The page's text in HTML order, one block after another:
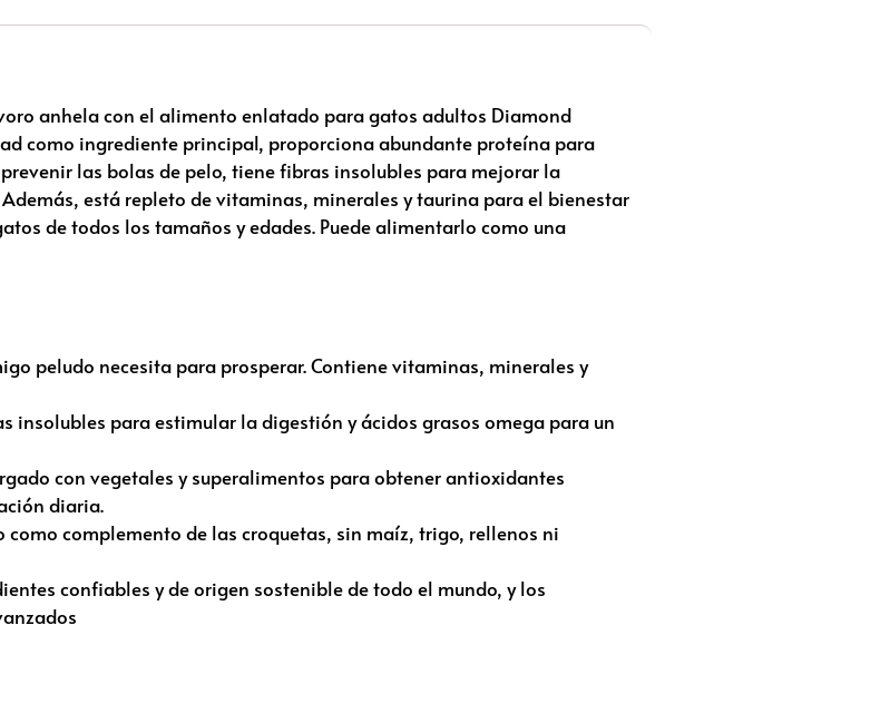
anhela con el alimento enlatado para gatos adultos Diamond
como ingrediente principal, proporciona abundante proteína para
las bolas de pelo, tiene fibras insolubles para mejorar la
Además, está repleto de vitaminas, minerales y taurina para el bienestar
de todos los tamaños y edades. Puede alimentarlo como una
peludo necesita para prosperar. Contiene vitaminas, minerales y
insolubles para estimular la digestión y ácidos grasos omega para un
con vegetales y superalimentos para obtener antioxidantes
diaria.
complemento de las croquetas, sin maíz, trigo, rellenos ni
confiables y de origen sostenible de todo el mundo, y los